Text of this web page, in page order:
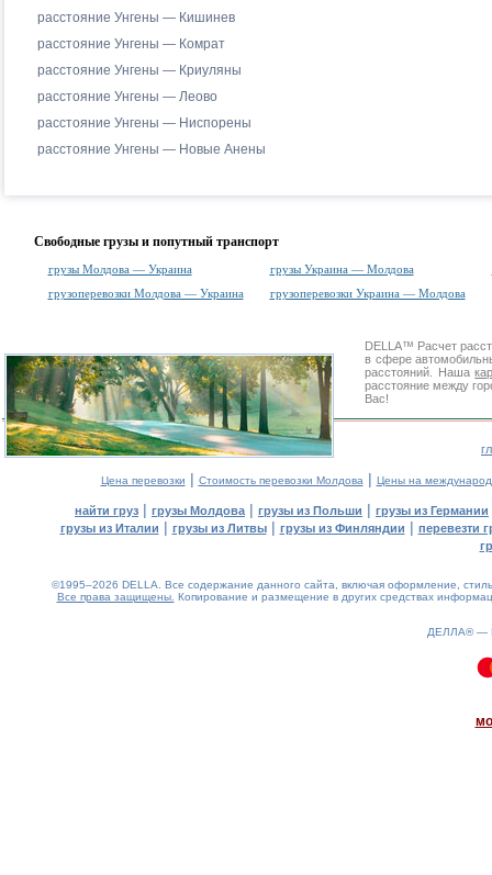
расстояние Унгены — Кишинев
расстояние Унгены — Комрат
расстояние Унгены — Криуляны
расстояние Унгены — Леово
расстояние Унгены — Ниспорены
расстояние Унгены — Новые Анены
Свободные грузы и попутный транспорт
грузы Молдова — Украина грузы Украина — Молдова
грузоперевозки Молдова — Украина
грузоперевозки Украина — Молдова
DELLA™ Расчет
в сфере
расстояний. Наша
расстояние между
Вас!
Цена перевозки | Стоимость перевозки Молдова | Цены на
найти груз | грузы Молдова | грузы из Польши | грузы из Германии
грузы из Италии | грузы из Литвы| грузы из Финляндии | перевезти
©1995–2026 DELLA. Все содержание данного сайта, включая оформление,
Все права защищены. Копирование и размещение в других средствах
ДЕЛЛА® —